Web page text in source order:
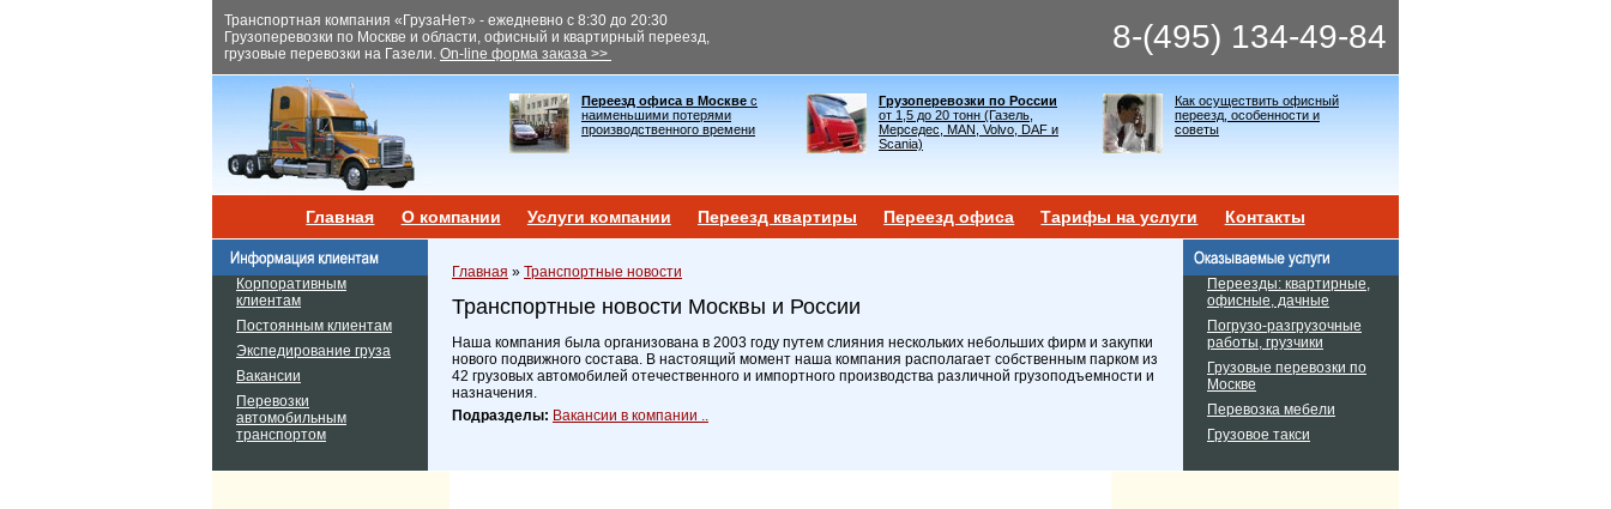
Транспортная компания «ГрузаНет» - ежедневно с 8:30 до 20:30
Грузоперевозки по Москве и области, офисный и квартирный переезд,
грузовые перевозки на Газели. On-line форма заказа >> 8-(495) 134-49-84
Переезд офиса в Москве с
наименьшими потерями
производственного времени
Грузоперевозки по России
от 1,5 до 20 тонн (Газель,
Мерседес, MAN, Volvo, DAF и
Scania)
Как осуществить офисный
переезд, особенности и
советы
Главная О компании Услуги компании Переезд квартиры Переезд офиса Тарифы на услуги Контакты
Корпоративным
клиентам
Постоянным клиентам
Экспедирование груза
Вакансии
Перевозки
автомобильным
транспортом
Главная » Транспортные новости
Транспортные новости Москвы и России
Наша компания была организована в 2003 году путем слияния нескольких небольших фирм и закупки
нового подвижного состава. В настоящий момент наша компания располагает собственным парком из
42 грузовых автомобилей отечественного и импортного производства различной грузоподъемности и
назначения.
Подразделы: Вакансии в компании ..
Переезды: квартирные,
офисные, дачные
Погрузо-разгрузочные
работы, грузчики
Грузовые перевозки по
Москве
Перевозка мебели
Грузовое такси